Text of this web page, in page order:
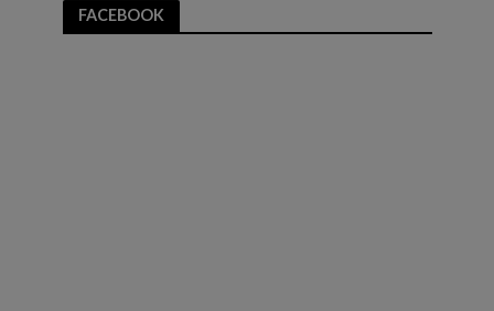
FACEBOOK